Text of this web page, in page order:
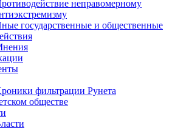
неправомерному
государственные и общественные
фильтрации Рунета
обществе